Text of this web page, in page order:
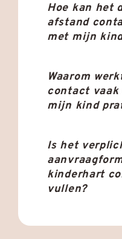
Hoe kan het
afstand
met mijn
Waarom
contact
mijn kind
Is het
kinderhart
vullen?